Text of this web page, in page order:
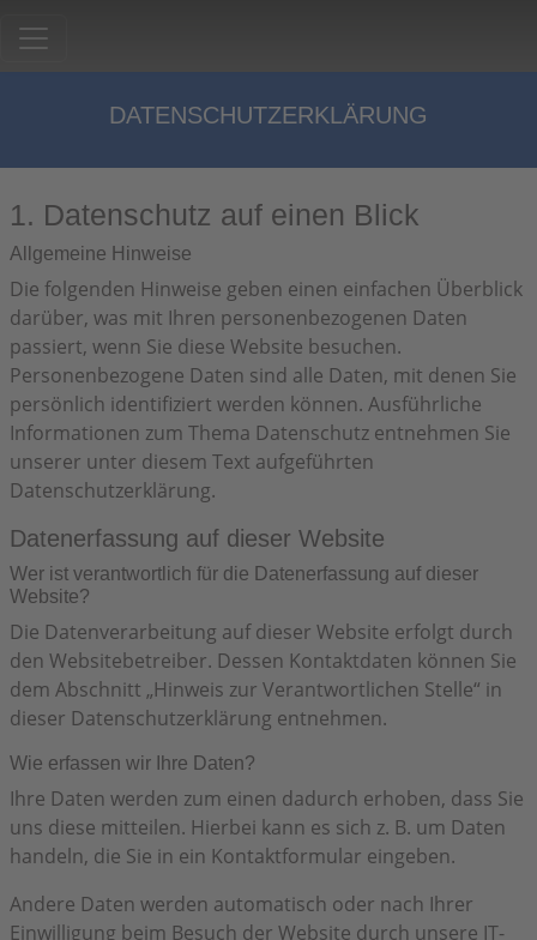
DATENSCHUTZERKLÄRUNG
1. Datenschutz auf einen Blick
Allgemeine Hinweise
Die folgenden Hinweise geben einen einfachen Überblick
darüber, was mit Ihren personenbezogenen Daten
passiert, wenn Sie diese Website besuchen.
Personenbezogene Daten sind alle Daten, mit denen Sie
persönlich identifiziert werden können. Ausführliche
Informationen zum Thema Datenschutz entnehmen Sie
unserer unter diesem Text aufgeführten
Datenschutzerklärung.
Datenerfassung auf dieser Website
Wer ist verantwortlich für die Datenerfassung auf dieser
Website?
Die Datenverarbeitung auf dieser Website erfolgt durch
den Websitebetreiber. Dessen Kontaktdaten können Sie
dem Abschnitt „Hinweis zur Verantwortlichen Stelle“ in
dieser Datenschutzerklärung entnehmen.
Wie erfassen wir Ihre Daten?
Ihre Daten werden zum einen dadurch erhoben, dass Sie
uns diese mitteilen. Hierbei kann es sich z. B. um Daten
handeln, die Sie in ein Kontaktformular eingeben.
Andere Daten werden automatisch oder nach Ihrer
Einwilligung beim Besuch der Website durch unsere IT-